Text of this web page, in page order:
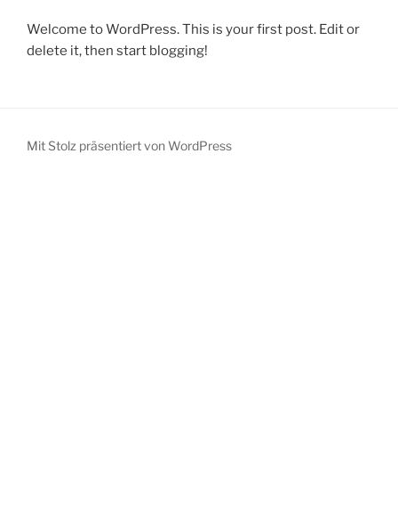
Welcome to WordPress. This is your first post. Edit or
delete it, then start blogging!
Mit Stolz präsentiert von WordPress